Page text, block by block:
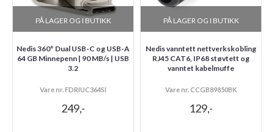
PÅ LAGER OG I BUTIKK
Nedis 360° Dual USB-C og USB-A
64 GB Minnepenn | 90 MB/s | USB
3.2
Vare nr. FDRIUC364SI
249,-
PÅ LAGER OG I BUTIKK
Nedis vanntett nettverkskobling
RJ45 CAT6, IP68 støvtett og
vanntet kabelmuffe
Vare nr. CCGB89850BK
129,-